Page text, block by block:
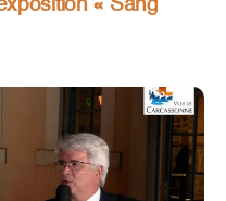
« Sang